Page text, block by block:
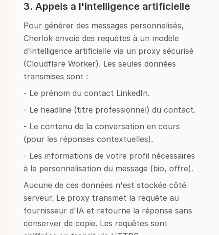
3. Appels a l'intelligence artificielle
Pour générer des messages personnalisés,
Cherlok envoie des requêtes à un modèle
d'intelligence artificielle via un proxy sécurisé
(Cloudflare Worker). Les seules données
transmises sont :
- Le prénom du contact LinkedIn.
- Le headline (titre professionnel) du contact.
- Le contenu de la conversation en cours
(pour les réponses contextuelles).
- Les informations de votre profil nécessaires
à la personnalisation du message (bio, offre).
Aucune de ces données n'est stockée côté
serveur. Le proxy transmet la requête au
fournisseur d'IA et retourne la réponse sans
conserver de copie. Les requêtes sont